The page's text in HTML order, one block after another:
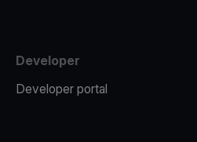
Developer
Developer portal